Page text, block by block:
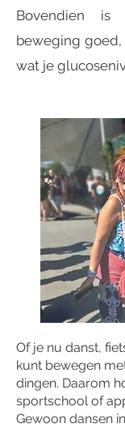
Bovendien
beweging
wat je
Of je nu danst,
kunt bewegen
dingen. Daarom
sportschool of
Gewoon dansen